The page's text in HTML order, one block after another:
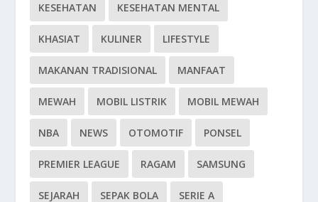
KESEHATAN KESEHATAN MENTAL
KHASIAT KULINER LIFESTYLE
MAKANAN TRADISIONAL MANFAAT
MEWAH MOBIL LISTRIK MOBIL MEWAH
NBA NEWS OTOMOTIF PONSEL
PREMIER LEAGUE RAGAM SAMSUNG
SEJARAH SEPAK BOLA SERIE A